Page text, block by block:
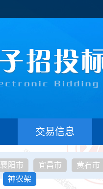
交易信息
襄阳市 宜昌市
黄石市
神农架